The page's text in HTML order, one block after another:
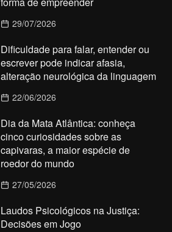
29/07/2026
Dificuldade para falar, entender ou
escrever pode indicar afasia,
alteração neurológica da linguagem
22/06/2026
Dia da Mata Atlântica: conheça
cinco curiosidades sobre as
capivaras, a maior espécie de
roedor do mundo
27/05/2026
Laudos Psicológicos na Justiça:
Decisões em Jogo